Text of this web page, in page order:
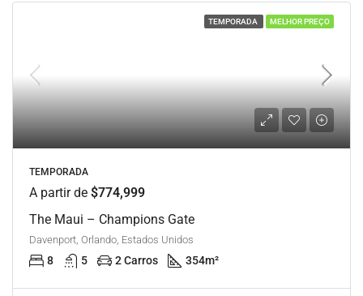
TEMPORADA MELHOR PREÇO
TEMPORADA
A partir de $774,999
The Maui – Champions Gate
Davenport, Orlando, Estados Unidos
8 5 2 Carros 354m²